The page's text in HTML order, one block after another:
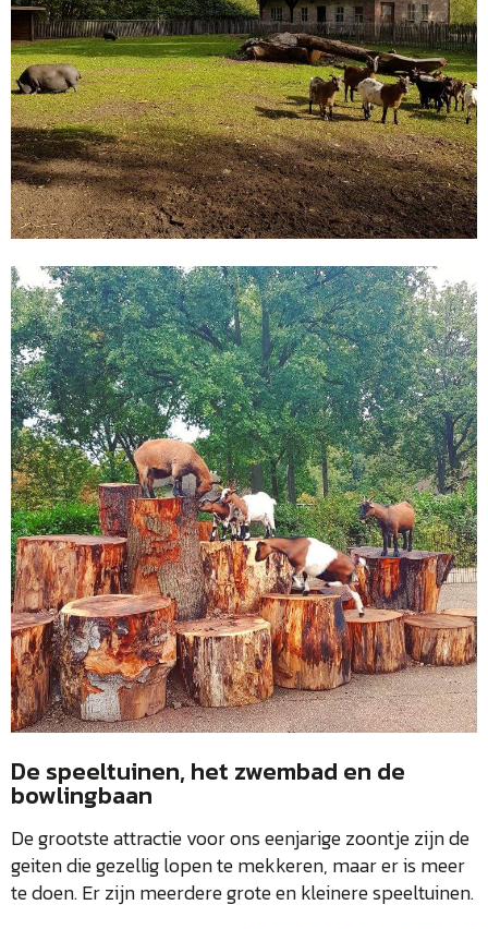
De speeltuinen, het zwembad en de
bowlingbaan
De grootste attractie voor ons eenjarige zoontje zijn de
geiten die gezellig lopen te mekkeren, maar er is meer
te doen. Er zijn meerdere grote en kleinere speeltuinen.